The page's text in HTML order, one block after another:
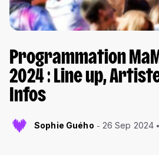
Programmation
2024 : Line up,
Infos
Sophie Guého 26 Sep 2024